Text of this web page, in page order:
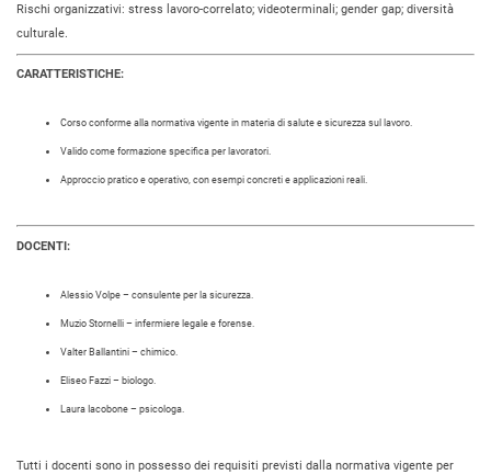
Rischi organizzativi: stress lavoro-correlato; videoterminali; gender gap; diversità
culturale.
CARATTERISTICHE:
Corso conforme alla normativa vigente in materia di salute e sicurezza sul lavoro.
Valido come formazione specifica per lavoratori.
Approccio pratico e operativo, con esempi concreti e applicazioni reali.
DOCENTI:
Alessio Volpe – consulente per la sicurezza.
Muzio Stornelli – infermiere legale e forense.
Valter Ballantini – chimico.
Eliseo Fazzi – biologo.
Laura Iacobone – psicologa.
Tutti i docenti sono in possesso dei requisiti previsti dalla normativa vigente per